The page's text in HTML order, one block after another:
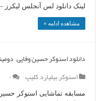
لینک دانلود لس آنجلس لیکرز
مشاهده ادامه »
دانلود اسنوکر حسین وفایی –
اسنوکر,بیلیارد,کلیپ ۰
مسابقه تماشایی اسنوکر